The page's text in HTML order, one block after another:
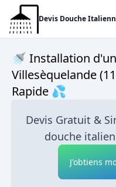
Devis Douche
🚿 Installation
Villesèquelande
Rapide 💦
Devis Gratuit &
douche
J'obtiens